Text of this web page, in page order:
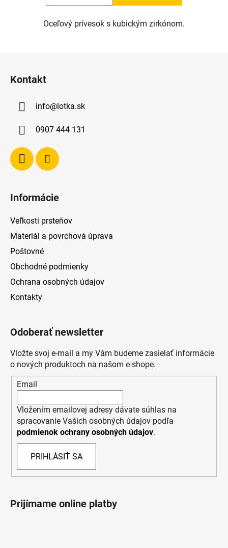
Oceľový prívesok s kubickým zirkónom.
Kontakt
info@lotka.sk
0907 444 131
Informácie
Veľkosti prsteňov
Materiál a povrchová úprava
Poštovné
Obchodné podmienky
Ochrana osobných údajov
Kontakty
Odoberať newsletter
Vložte svoj e-mail a my Vám budeme zasielať informácie
o nových produktoch na našom e-shope.
Email
Vložením emailovej adresy dávate súhlas na
spracovanie Vašich osobných údajov podľa
podmienok ochrany osobných údajov.
PRIHLÁSIŤ SA
Prijímame online platby